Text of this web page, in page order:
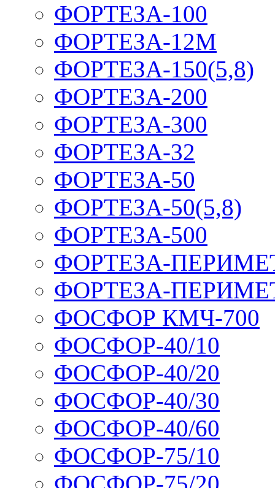
ФОРТЕЗА-100
ФОРТЕЗА-12М
ФОРТЕЗА-150(5,8)
ФОРТЕЗА-200
ФОРТЕЗА-300
ФОРТЕЗА-32
ФОРТЕЗА-50
ФОРТЕЗА-50(5,8)
ФОРТЕЗА-500
ФОРТЕЗА-
ФОРТЕЗА-
ФОСФОР КМЧ-700
ФОСФОР-40/10
ФОСФОР-40/20
ФОСФОР-40/30
ФОСФОР-40/60
ФОСФОР-75/10